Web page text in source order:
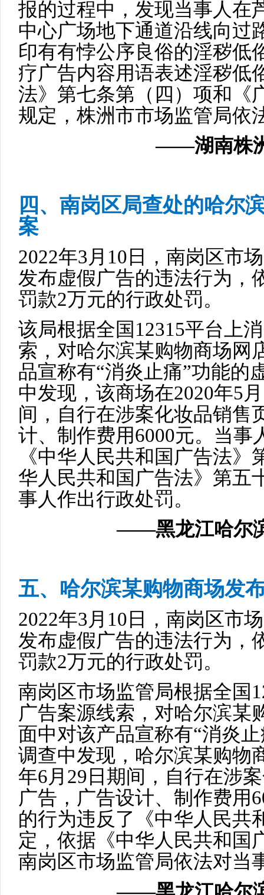
报的过程中，发现当事人在
中心广场地下通道沿线向过
印有有悖公序良俗的淫秽低
疗广告内容用语表述淫秽低
法》第七条第（四）项和《
规定，株洲市市场监管局依
——湖南株
四、南岗区局查处的哈尔
案
2022年3月10日，南岗区市
发布虚假广告的违法行为，
罚款2万元的行政处罚。
该局根据全国12315平台上
索，对哈尔滨某购物商场网
品宣称有“消炎止痛”功能的
中发现，该商场在2020年5
间，自行在涉案化妆品销售
计、制作费用6000元。当事
《中华人民共和国广告法
华人民共和国广告法》第五
事人作出行政处罚。
——黑龙江哈尔
五、哈尔滨某购物商场发
2022年3月10日，南岗区市
发布虚假广告的违法行为，
罚款2万元的行政处罚。
南岗区市场监管局根据全国
广告案源线索，对哈尔滨某
面中对该产品宣称有“消炎
调查中发现，哈尔滨某购物
年6月29日期间，自行在涉
广告，广告设计、制作费用
的行为违反了《中华人民共
定，依据《中华人民共和国
南岗区市场监管局依法对当